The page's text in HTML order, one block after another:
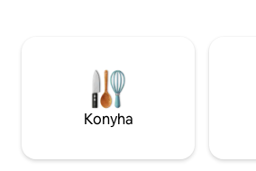
emlékekhez, amelyek még sokáig
megmaradnak az utazás után. Ideális
azoknak a pároknak, akik magánéletre,
romantikára és egyedi élményekre
Konyha